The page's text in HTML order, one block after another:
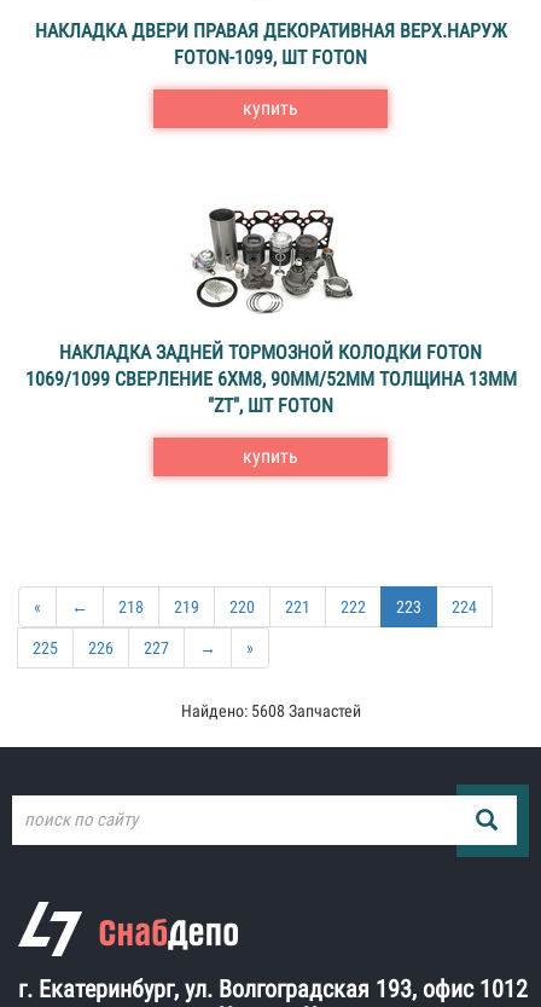
НАКЛАДКА ДВЕРИ ПРАВАЯ ДЕКОРАТИВНАЯ ВЕРХ.НАРУЖ
FOTON-1099, ШТ FOTON
купить
НАКЛАДКА ЗАДНЕЙ ТОРМОЗНОЙ КОЛОДКИ FOTON
1069/1099 СВЕРЛЕНИЕ 6ХМ8, 90ММ/52ММ ТОЛЩИНА 13ММ
"ZT", ШТ FOTON
купить
« ← 218 219 220 221 222 223 224
225 226 227 → »
Найдено: 5608 Запчастей
г. Екатеринбург, ул. Волгоградская 193, офис 1012